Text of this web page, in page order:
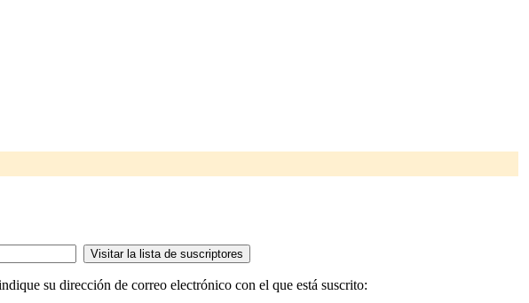
su dirección de correo electrónico con el que está suscrito: